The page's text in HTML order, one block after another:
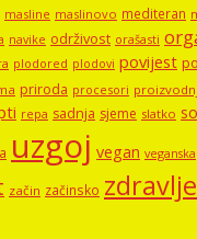
masline maslinovo mediteran
navike održivost orašasti
plodored plodovi povijest
priroda procesori
repa sadnja sjeme slatko
uzgoj vegan veganska
začin začinsko zdravlje